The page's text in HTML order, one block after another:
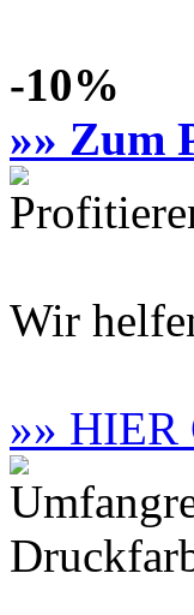
-10%
»» Zum
Wir
»»